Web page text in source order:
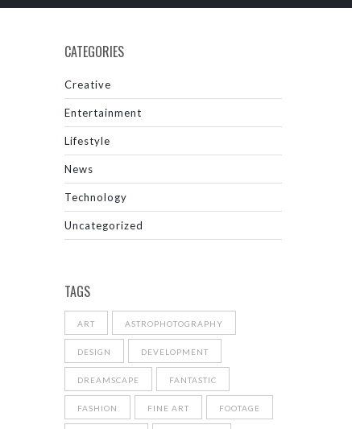
CATEGORIES
Creative
Entertainment
Lifestyle
News
Technology
Uncategorized
TAGS
ART ASTROPHOTOGRAPHY
DESIGN DEVELOPMENT
DREAMSCAPE FANTASTIC
FASHION FINE ART FOOTAGE